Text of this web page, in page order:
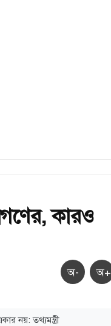
কারও
অ- অ+